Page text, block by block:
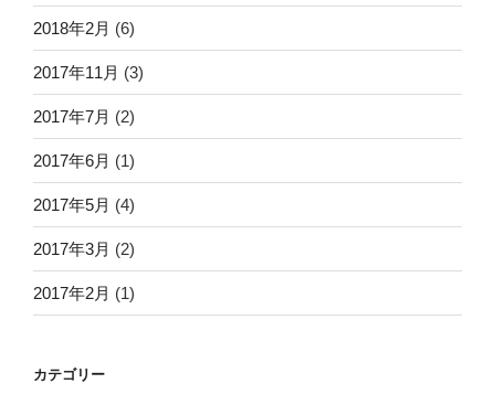
2018年2月 (6)
2017年11月 (3)
2017年7月 (2)
2017年6月 (1)
2017年5月 (4)
2017年3月 (2)
2017年2月 (1)
カテゴリー